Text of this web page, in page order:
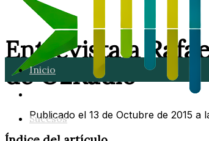
Inicio
Sucesos
Entrevista a
de O2Radio
Publicado el 13 de Octubre de 2015 a